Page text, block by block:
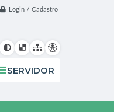
Login / Cadastro
SERVIDOR